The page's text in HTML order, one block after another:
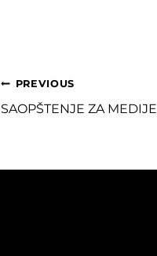
Post
navigation
PREVIOUS
SAOPŠTENJE ZA MEDIJE